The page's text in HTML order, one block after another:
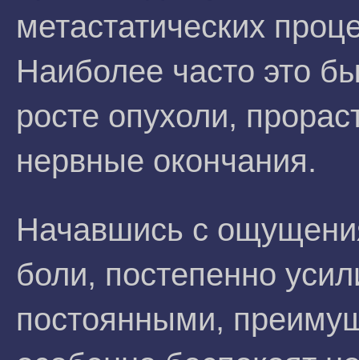
метастатических
Наиболее часто это
росте опухоли,
нервные окончания.
Начавшись с
боли, постепенно
постоянными,